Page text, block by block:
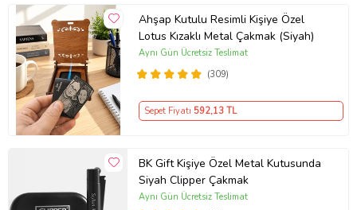
Ahşap Kutulu Resimli Kişiye Özel
Lotus Kızaklı Metal Çakmak (Siyah)
(309)
Aynı Gün Ücretsiz Teslimat
Sepet Fiyatı 592,13 TL
BK Gift Kişiye Özel Metal Kutusunda
Siyah Clipper Çakmak
Aynı Gün Ücretsiz Teslimat